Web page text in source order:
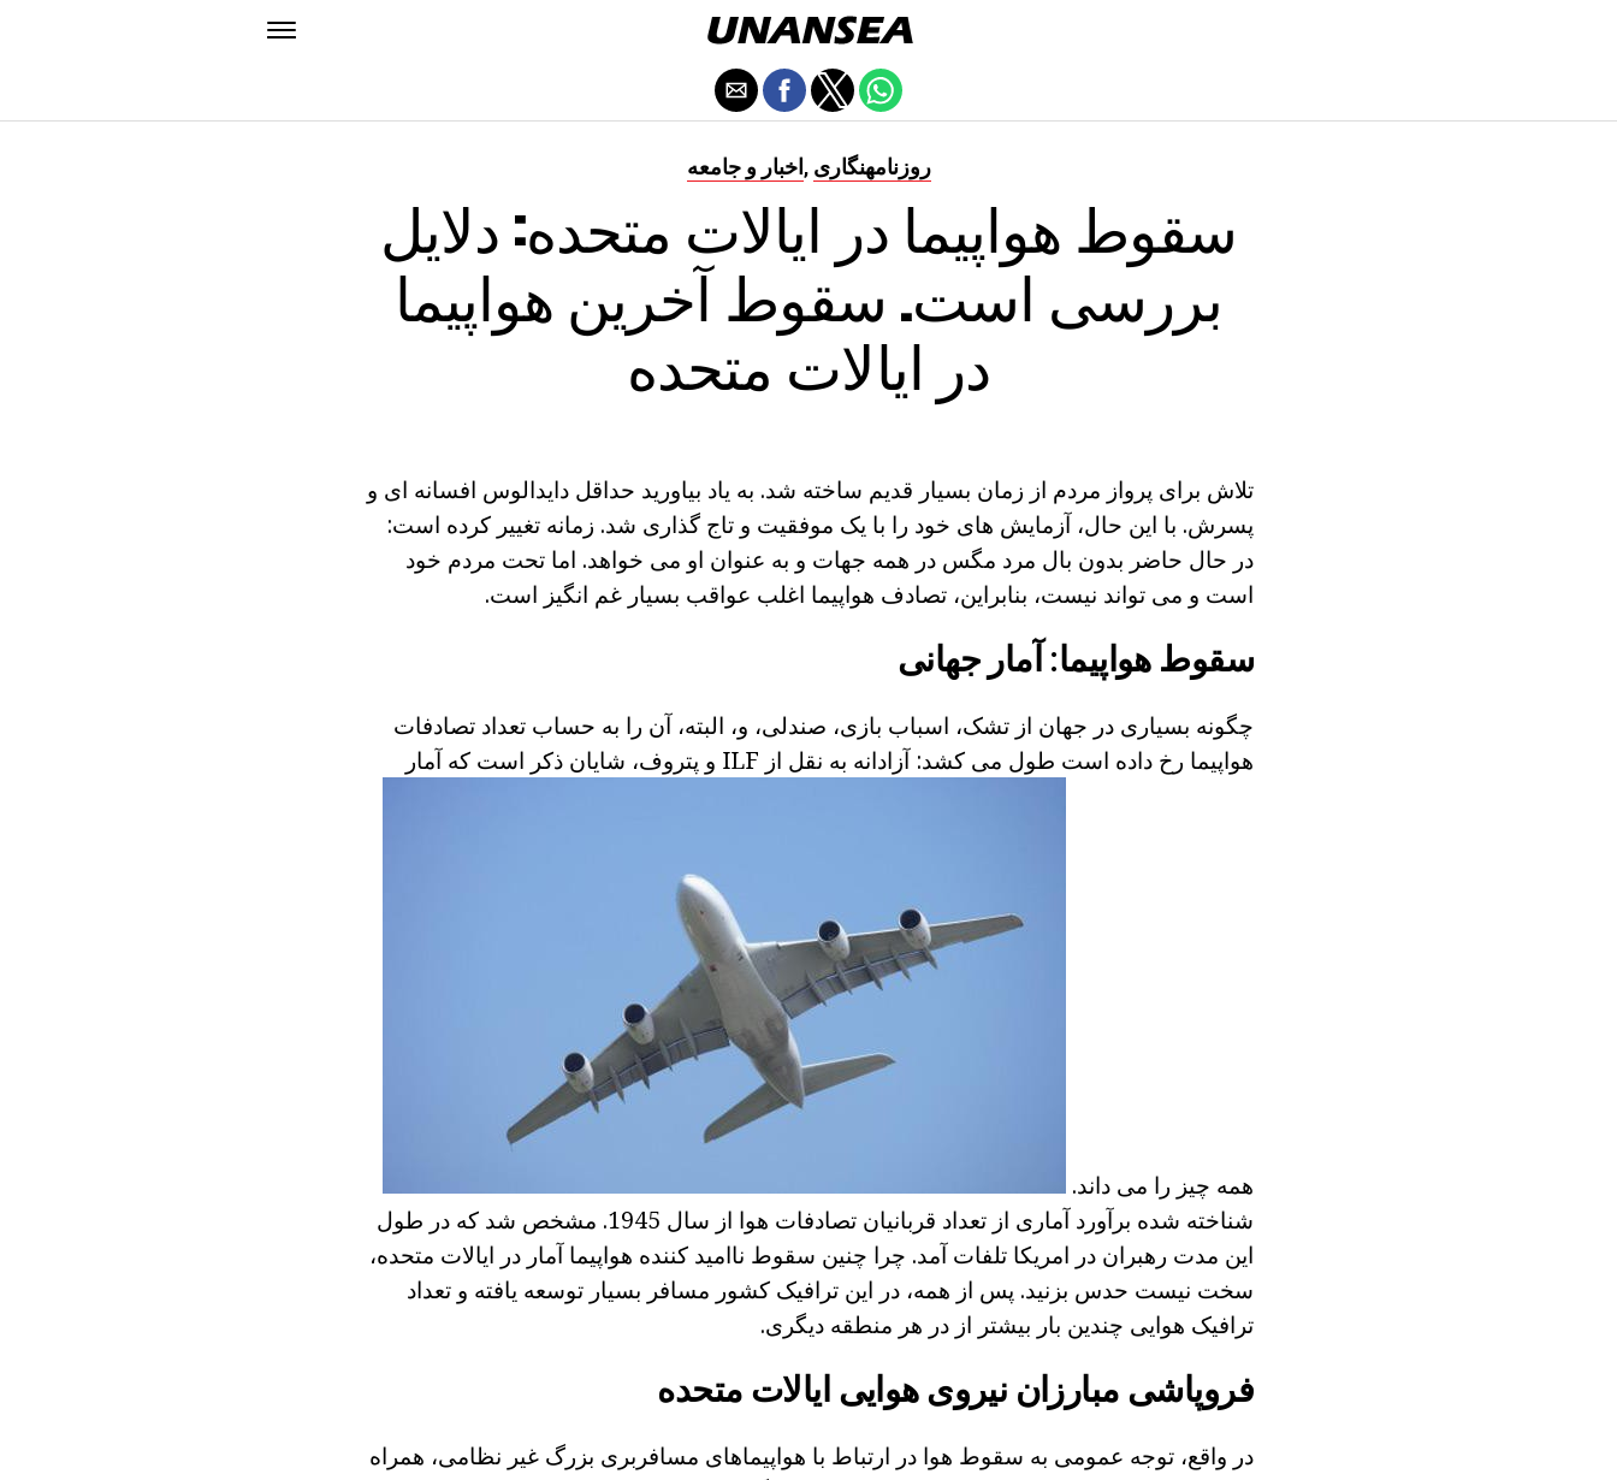
اخبار و جامعه , روزنامهنگاری
سقوط هواپیما در ایالات متحده: دلایل
بررسی است. سقوط آخرین هواپیما
در ایالات متحده
تلاش برای پرواز مردم از زمان بسیار قدیم ساخته شد. به یاد بیاورید حداقل دایدالوس افسانه ای و
پسرش. با این حال، آزمایش های خود را با یک موفقیت و تاج گذاری شد. زمانه تغییر کرده است:
در حال حاضر بدون بال مرد مگس در همه جهات و به عنوان او می خواهد. اما تحت مردم خود
است و می تواند نیست، بنابراین، تصادف هواپیما اغلب عواقب بسیار غم انگیز است.
سقوط هواپیما: آمار جهانی
چگونه بسیاری در جهان از تشک، اسباب بازی، صندلی، و، البته، آن را به حساب تعداد تصادفات
هواپیما رخ داده است طول می کشد: آزادانه به نقل از ILF و پتروف، شایان ذکر است که آمار
همه چیز را می داند.
شناخته شده برآورد آماری از تعداد قربانیان تصادفات هوا از سال 1945. مشخص شد که در طول
این مدت رهبران در امریکا تلفات آمد. چرا چنین سقوط ناامید کننده هواپیما آمار در ایالات متحده،
سخت نیست حدس بزنید. پس از همه، در این ترافیک کشور مسافر بسیار توسعه یافته و تعداد
ترافیک هوایی چندین بار بیشتر از در هر منطقه دیگری.
فروپاشی مبارزان نیروی هوایی ایالات متحده
در واقع، توجه عمومی به سقوط هوا در ارتباط با هواپیماهای مسافربری بزرگ غیر نظامی، همراه